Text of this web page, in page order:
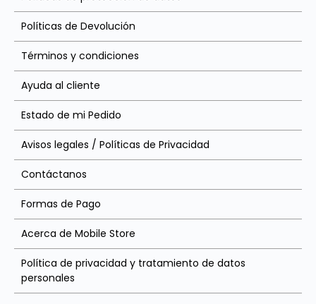
Políticas de Devolución
Términos y condiciones
Ayuda al cliente
Estado de mi Pedido
Avisos legales / Políticas de Privacidad
Contáctanos
Formas de Pago
Acerca de Mobile Store
Política de privacidad y tratamiento de datos
personales